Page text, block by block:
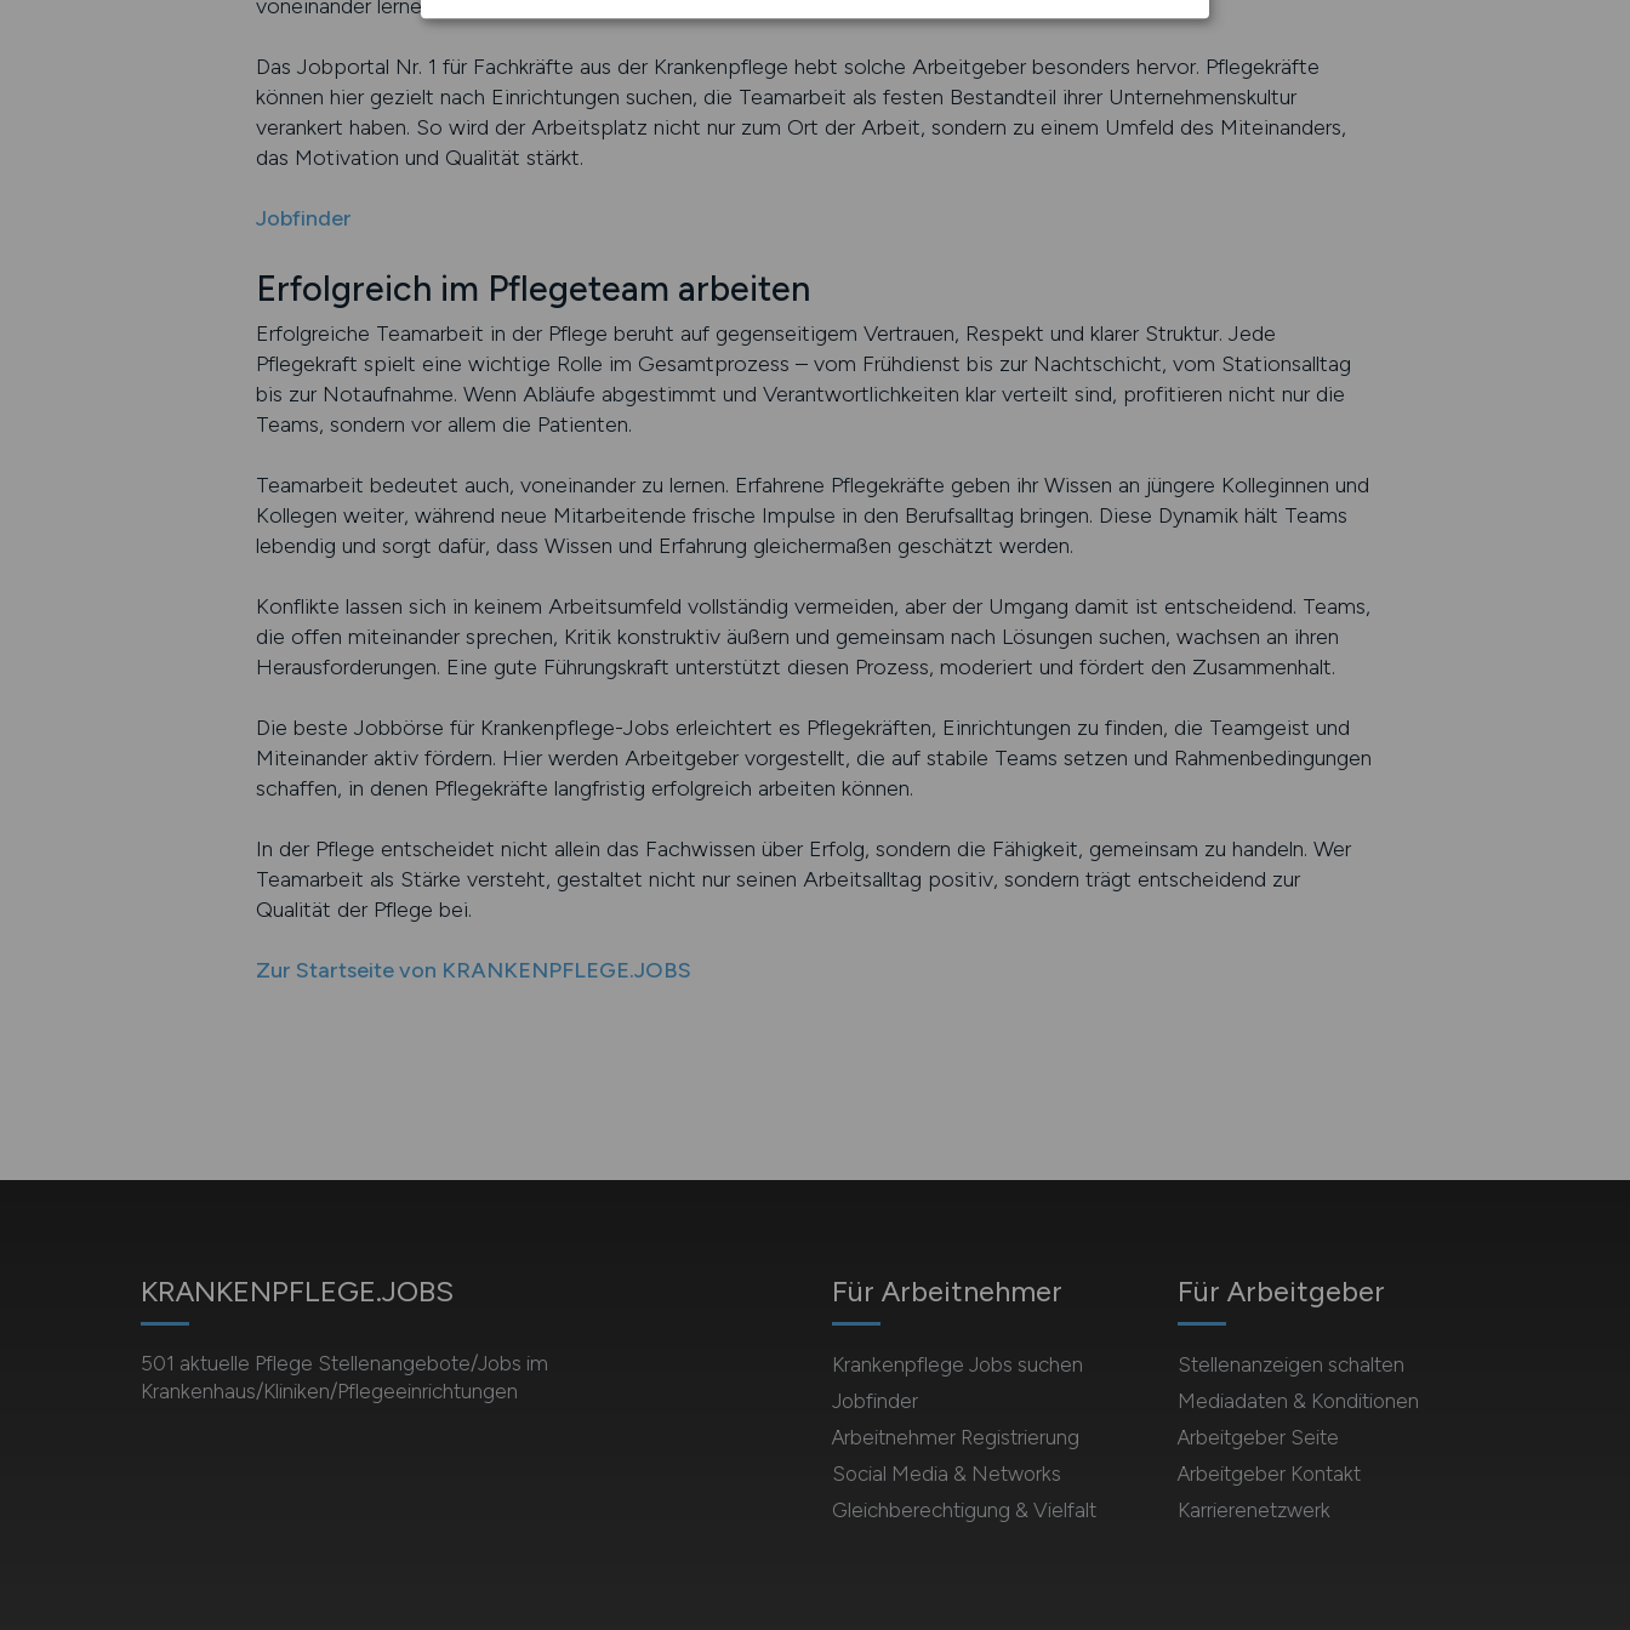
voneinander lernen und gemeinsam Verantwortung übernehmen.
Das Jobportal Nr. 1 für Fachkräfte aus der Krankenpflege hebt solche Arbeitgeber besonders hervor. Pflegekräfte
können hier gezielt nach Einrichtungen suchen, die Teamarbeit als festen Bestandteil ihrer Unternehmenskultur
verankert haben. So wird der Arbeitsplatz nicht nur zum Ort der Arbeit, sondern zu einem Umfeld des Miteinanders,
das Motivation und Qualität stärkt.
Jobfinder
Erfolgreich im Pflegeteam arbeiten
Erfolgreiche Teamarbeit in der Pflege beruht auf gegenseitigem Vertrauen, Respekt und klarer Struktur. Jede
Pflegekraft spielt eine wichtige Rolle im Gesamtprozess – vom Frühdienst bis zur Nachtschicht, vom Stationsalltag
bis zur Notaufnahme. Wenn Abläufe abgestimmt und Verantwortlichkeiten klar verteilt sind, profitieren nicht nur die
Teams, sondern vor allem die Patienten.
Teamarbeit bedeutet auch, voneinander zu lernen. Erfahrene Pflegekräfte geben ihr Wissen an jüngere Kolleginnen und
Kollegen weiter, während neue Mitarbeitende frische Impulse in den Berufsalltag bringen. Diese Dynamik hält Teams
lebendig und sorgt dafür, dass Wissen und Erfahrung gleichermaßen geschätzt werden.
Konflikte lassen sich in keinem Arbeitsumfeld vollständig vermeiden, aber der Umgang damit ist entscheidend. Teams,
die offen miteinander sprechen, Kritik konstruktiv äußern und gemeinsam nach Lösungen suchen, wachsen an ihren
Herausforderungen. Eine gute Führungskraft unterstützt diesen Prozess, moderiert und fördert den Zusammenhalt.
Die beste Jobbörse für Krankenpflege-Jobs erleichtert es Pflegekräften, Einrichtungen zu finden, die Teamgeist und
Miteinander aktiv fördern. Hier werden Arbeitgeber vorgestellt, die auf stabile Teams setzen und Rahmenbedingungen
schaffen, in denen Pflegekräfte langfristig erfolgreich arbeiten können.
In der Pflege entscheidet nicht allein das Fachwissen über Erfolg, sondern die Fähigkeit, gemeinsam zu handeln. Wer
Teamarbeit als Stärke versteht, gestaltet nicht nur seinen Arbeitsalltag positiv, sondern trägt entscheidend zur
Qualität der Pflege bei.
Zur Startseite von KRANKENPFLEGE.JOBS
KRANKENPFLEGE.JOBS
501 aktuelle Pflege Stellenangebote/Jobs im
Krankenhaus/Kliniken/Pflegeeinrichtungen
Für Arbeitnehmer
Krankenpflege Jobs suchen
Jobfinder
Arbeitnehmer Registrierung
Social Media & Networks
Gleichberechtigung & Vielfalt
Für Arbeitgeber
Stellenanzeigen schalten
Mediadaten & Konditionen
Arbeitgeber Seite
Arbeitgeber Kontakt
Karrierenetzwerk